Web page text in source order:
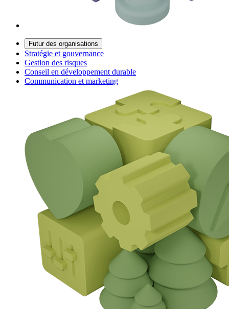
Futur des organisations
Stratégie et gouvernance
Gestion des risques
Conseil en développement durable
Communication et marketing